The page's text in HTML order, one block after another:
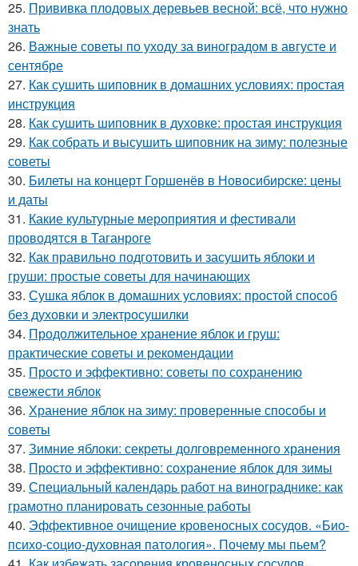
25. Прививка плодовых деревьев весной: всё, что нужно
знать
26. Важные советы по уходу за виноградом в августе и
сентябре
27. Как сушить шиповник в домашних условиях: простая
инструкция
28. Как сушить шиповник в духовке: простая инструкция
29. Как собрать и высушить шиповник на зиму: полезные
советы
30. Билеты на концерт Горшенёв в Новосибирске: цены
и даты
31. Какие культурные мероприятия и фестивали
проводятся в Таганроге
32. Как правильно подготовить и засушить яблоки и
груши: простые советы для начинающих
33. Сушка яблок в домашних условиях: простой способ
без духовки и электросушилки
34. Продолжительное хранение яблок и груш:
практические советы и рекомендации
35. Просто и эффективно: советы по сохранению
свежести яблок
36. Хранение яблок на зиму: проверенные способы и
советы
37. Зимние яблоки: секреты долговременного хранения
38. Просто и эффективно: сохранение яблок для зимы
39. Специальный календарь работ на винограднике: как
грамотно планировать сезонные работы
40. Эффективное очищение кровеносных сосудов. «Био-
психо-социо-духовная патология». Почему мы пьем?